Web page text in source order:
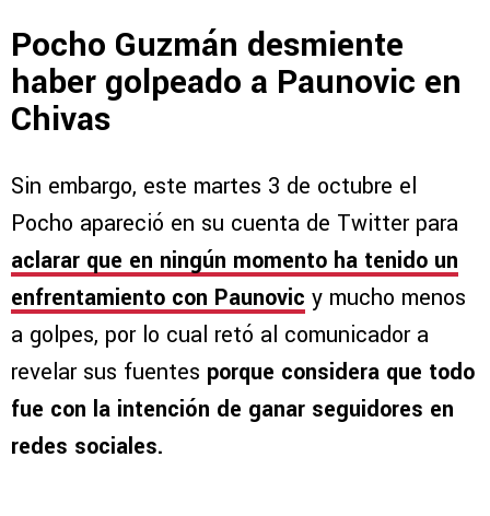
Pocho Guzmán desmiente
haber golpeado a Paunovic en
Chivas
Sin embargo, este martes 3 de octubre el
Pocho apareció en su cuenta de Twitter para
aclarar que en ningún momento ha tenido un
enfrentamiento con Paunovic y mucho menos
a golpes, por lo cual retó al comunicador a
revelar sus fuentes porque considera que todo
fue con la intención de ganar seguidores en
redes sociales.